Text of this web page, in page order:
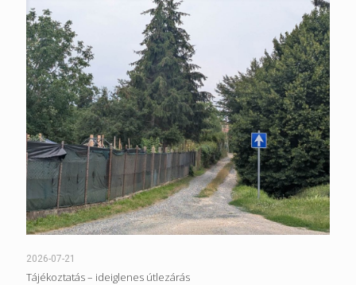
2026-07-21
Tájékoztatás – ideiglenes útlezárás